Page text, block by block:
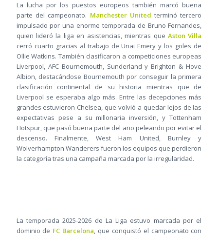
La lucha por los puestos europeos también marcó buena
parte del campeonato. Manchester United terminó tercero
impulsado por una enorme temporada de Bruno Fernandes,
quien lideró la liga en asistencias, mientras que Aston Villa
cerró cuarto gracias al trabajo de Unai Emery y los goles de
Ollie Watkins. También clasificaron a competiciones europeas
Liverpool, AFC Bournemouth, Sunderland y Brighton & Hove
Albion, destacándose Bournemouth por conseguir la primera
clasificación continental de su historia mientras que de
Liverpool se esperaba algo más. Entre las decepciones más
grandes estuvieron Chelsea, que volvió a quedar lejos de las
expectativas pese a su millonaria inversión, y Tottenham
Hotspur, que pasó buena parte del año peleando por evitar el
descenso. Finalmente, West Ham United, Burnley y
Wolverhampton Wanderers fueron los equipos que perdieron
la categoría tras una campaña marcada por la irregularidad.
La temporada 2025-2026 de La Liga estuvo marcada por el
dominio de FC Barcelona, que conquistó el campeonato con